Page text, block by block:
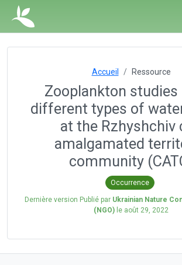
Accueil Ressource
Zooplankton studies
different types of
at the Rzhyshchiv
amalgamated
community
Occurrence
Dernière version Publié par Ukrainian Nature
(NGO) le août 29, 2022